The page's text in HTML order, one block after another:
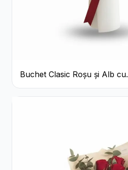
Buchet Clasic Roșu și Alb cu
Crizanteme